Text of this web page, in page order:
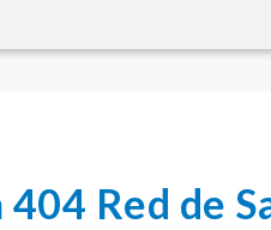
Red de